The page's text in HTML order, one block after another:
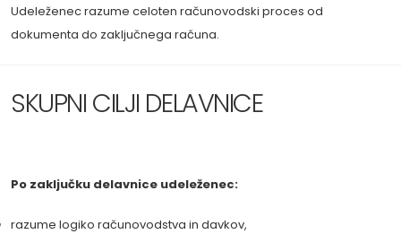
Udeleženec razume celoten računovodski proces od
dokumenta do zaključnega računa.
SKUPNI CILJI DELAVNICE
Po zaključku delavnice udeleženec:
razume logiko računovodstva in davkov,